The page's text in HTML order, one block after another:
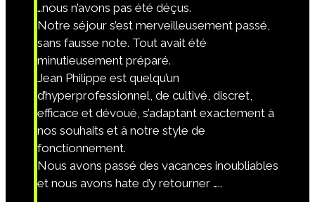
…nous n’avons pas été déçus.
Notre séjour s’est merveilleusement passé,
sans fausse note. Tout avait été
minutieusement préparé.
Jean Philippe est quelqu’un
d’hyperprofessionnel, de cultivé, discret,
efficace et dévoué, s’adaptant exactement à
nos souhaits et à notre style de
fonctionnement.
Nous avons passé des vacances inoubliables
et nous avons hate d’y retourner …..